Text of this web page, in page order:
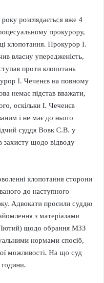
розглядається вже 4
прокурору,
клопотання. Прокурор І.
власну упередженість,
проти клопотань
І. Чеченєв на повному
немає підстав вважати,
оскільки І. Чеченєв
і не має до нього
суддя Вовк С.В. у
захисту щодо відводу
клопотання сторони
до наступного
Адвокати просили суддю
з матеріалами
Лютий) щодо обрання МЗЗ
нормами спосіб,
можливості. На що суд